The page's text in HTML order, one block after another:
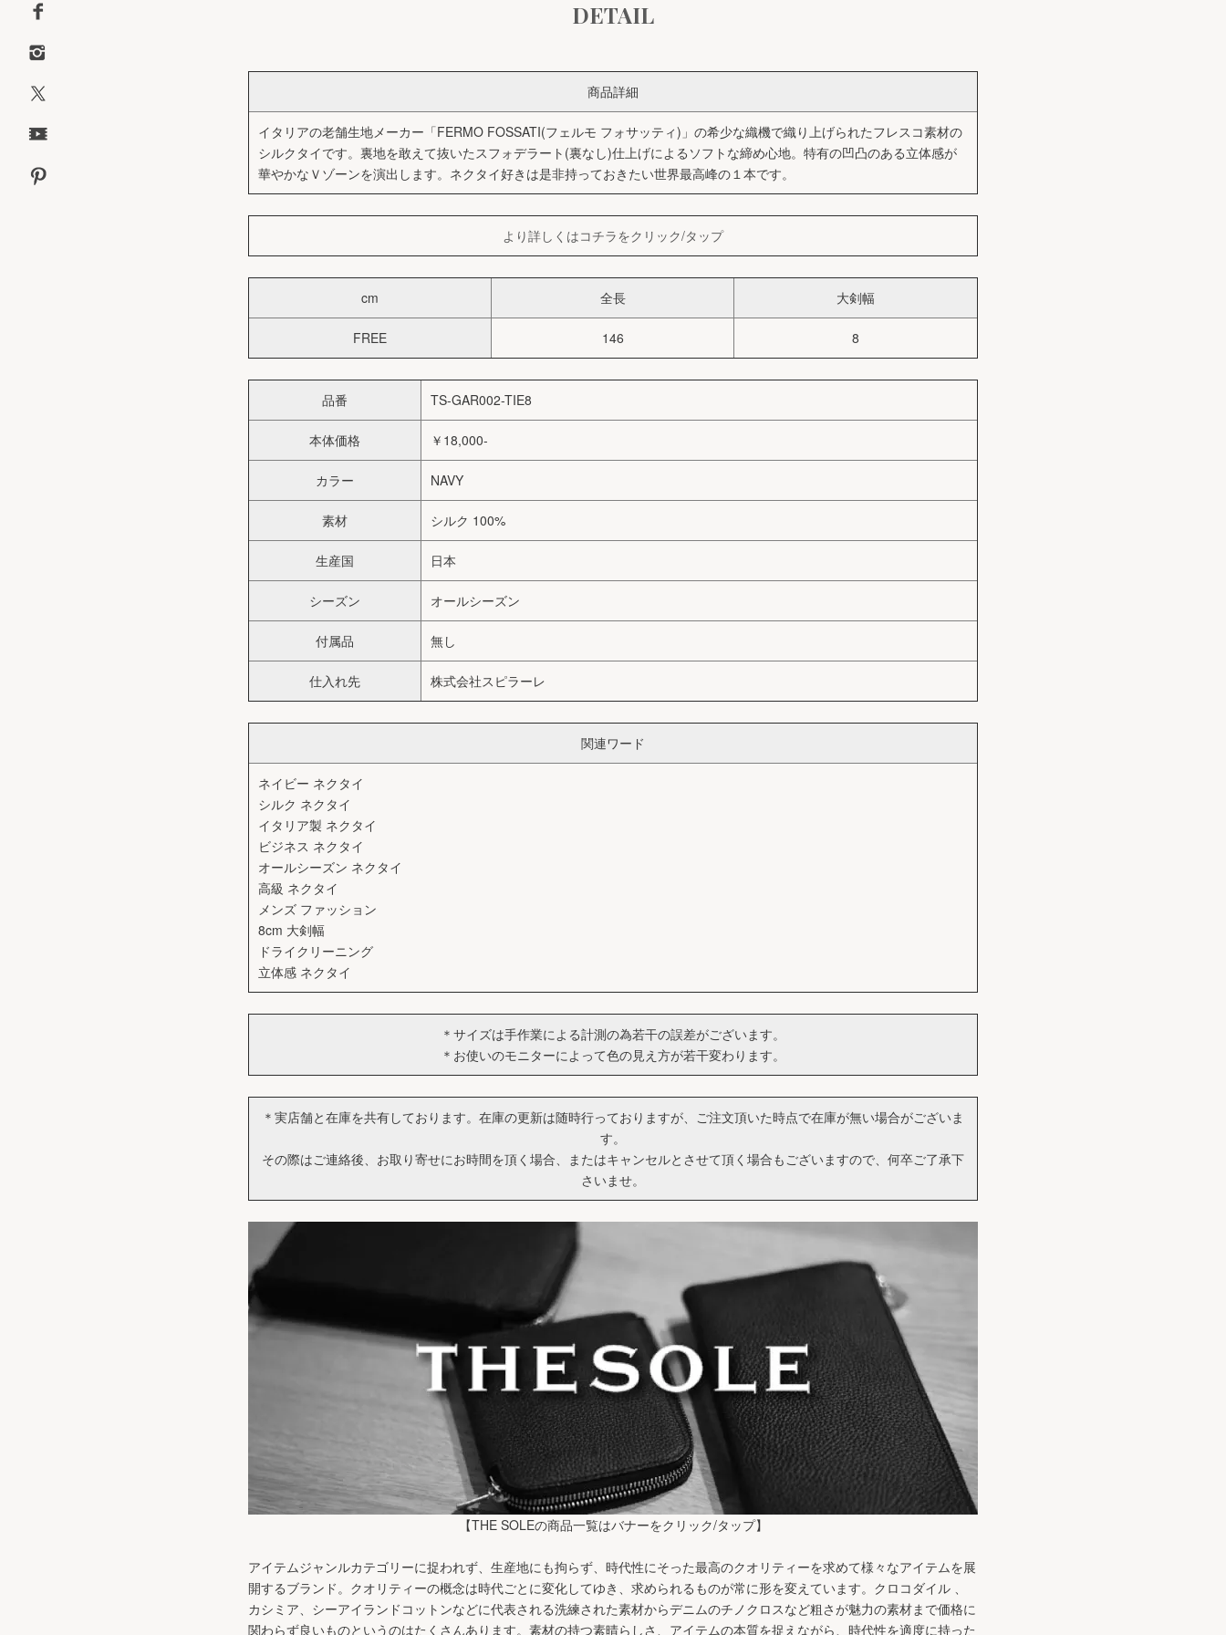
DETAIL
商品詳細
イタリアの老舗生地メーカー「FERMO FOSSATI(フェルモ フォサッティ)」の希少な織機で織り上げられたフレスコ素材の
シルクタイです。裏地を敢えて抜いたスフォデラート(裏なし)仕上げによるソフトな締め心地。特有の凹凸のある立体感が
華やかなＶゾーンを演出します。ネクタイ好きは是非持っておきたい世界最高峰の１本です。
より詳しくはコチラをクリック/タップ
cm 全長 大剣幅
FREE 146 8
品番 TS-GAR002-TIE8
本体価格 ￥18,000-
カラー NAVY
素材 シルク 100%
生産国 日本
シーズン オールシーズン
付属品 無し
仕入れ先 株式会社スピラーレ
関連ワード
ネイビー ネクタイ
シルク ネクタイ
イタリア製 ネクタイ
ビジネス ネクタイ
オールシーズン ネクタイ
高級 ネクタイ
メンズ ファッション
8cm 大剣幅
ドライクリーニング
立体感 ネクタイ
＊サイズは手作業による計測の為若干の誤差がございます。
＊お使いのモニターによって色の見え方が若干変わります。
＊実店舗と在庫を共有しております。在庫の更新は随時行っておりますが、ご注文頂いた時点で在庫が無い場合がございま
す。
その際はご連絡後、お取り寄せにお時間を頂く場合、またはキャンセルとさせて頂く場合もございますので、何卒ご了承下
さいませ。
【THE SOLEの商品一覧はバナーをクリック/タップ】
アイテムジャンルカテゴリーに捉われず、生産地にも拘らず、時代性にそった最高のクオリティーを求めて様々なアイテムを展
開するブランド。クオリティーの概念は時代ごとに変化してゆき、求められるものが常に形を変えています。クロコダイル 、
カシミア、シーアイランドコットンなどに代表される洗練された素材からデニムのチノクロスなど粗さが魅力の素材まで価格に
関わらず良いものというのはたくさんあります。素材の持つ素晴らしさ、アイテムの本質を捉えながら、時代性を適度に持った